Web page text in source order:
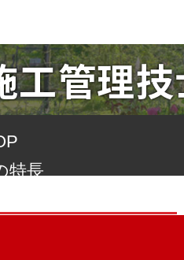
工管理
特長